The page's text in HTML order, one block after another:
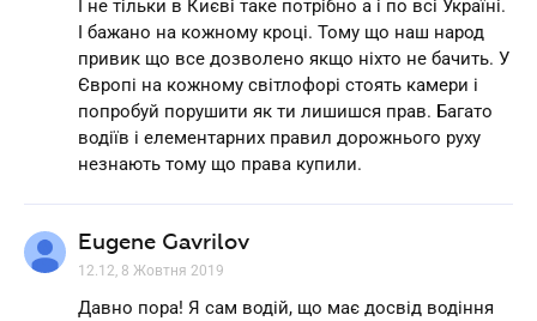
І не тільки в Києві таке потрібно а і по всі Україні.
І бажано на кожному кроці. Тому що наш народ
привик що все дозволено якщо ніхто не бачить. У
Європі на кожному світлофорі стоять камери і
попробуй порушити як ти лишишся прав. Багато
водіїв і елементарних правил дорожнього руху
незнають тому що права купили.
Eugene Gavrilov
12.12, 8 Жовтня 2019
Давно пора! Я сам водій, що має досвід водіння